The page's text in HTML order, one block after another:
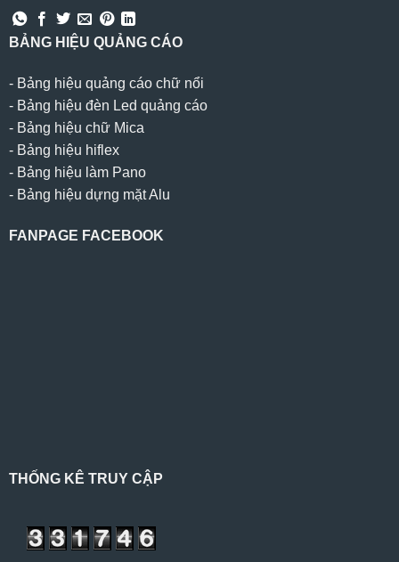
BẢNG HIỆU QUẢNG CÁO
- Bảng hiệu quảng cáo chữ nổi
- Bảng hiệu đèn Led quảng cáo
- Bảng hiệu chữ Mica
- Bảng hiệu hiflex
- Bảng hiệu làm Pano
- Bảng hiệu dựng mặt Alu
FANPAGE FACEBOOK
THỐNG KÊ TRUY CẬP